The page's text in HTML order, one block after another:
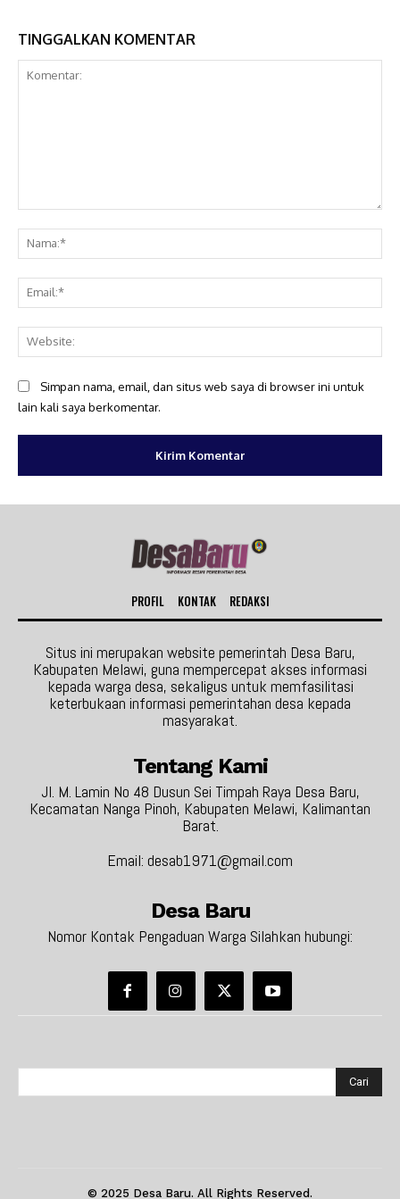
TINGGALKAN KOMENTAR
Simpan nama, email, dan situs web saya di browser ini untuk
lain kali saya berkomentar.
PROFIL KONTAK REDAKSI
Situs ini merupakan website pemerintah Desa Baru,
Kabupaten Melawi, guna mempercepat akses informasi
kepada warga desa, sekaligus untuk memfasilitasi
keterbukaan informasi pemerintahan desa kepada
masyarakat.
Tentang Kami
Jl. M. Lamin No 48 Dusun Sei Timpah Raya Desa Baru,
Kecamatan Nanga Pinoh, Kabupaten Melawi, Kalimantan
Barat.
Email: desab1971@gmail.com
Desa Baru
Nomor Kontak Pengaduan Warga Silahkan hubungi:
Cari
© 2025 Desa Baru. All Rights Reserved.